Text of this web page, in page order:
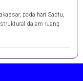
pada hari Sabtu,
dalam ruang